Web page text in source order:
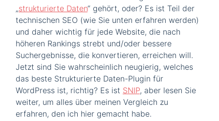
„strukturierte Daten“ gehört, oder? Es ist Teil der
technischen SEO (wie Sie unten erfahren werden)
und daher wichtig für jede Website, die nach
höheren Rankings strebt und/oder bessere
Suchergebnisse, die konvertieren, erreichen will.
Jetzt sind Sie wahrscheinlich neugierig, welches
das beste Strukturierte Daten-Plugin für
WordPress ist, richtig? Es ist SNIP, aber lesen Sie
weiter, um alles über meinen Vergleich zu
erfahren, den ich hier gemacht habe.